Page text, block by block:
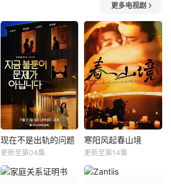
更多电视剧
现在不是出轨的问题
更新至第04集
寒阳风起春山境
更新至第14集